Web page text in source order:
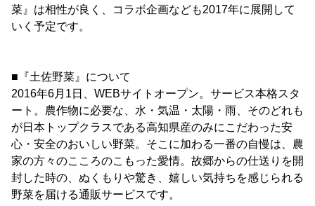
菜』は相性が良く、コラボ企画なども2017年に展開して
いく予定です。
■『土佐野菜』について
2016年6月1日、WEBサイトオープン。サービス本格スタ
ート。農作物に必要な、水・気温・太陽・雨、そのどれも
が日本トップクラスである高知県産のみにこだわった安
心・安全のおいしい野菜。そこに加わる一番の自慢は、農
家の方々のこころのこもった愛情。故郷からの仕送りを開
封した時の、ぬくもりや驚き、嬉しい気持ちを感じられる
野菜を届ける通販サービスです。